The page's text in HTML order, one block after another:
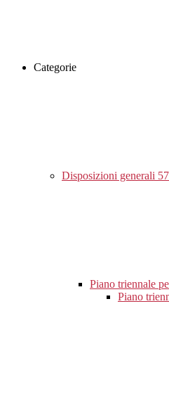
Categorie
Disposizioni generali 57
Piano triennale
Piano